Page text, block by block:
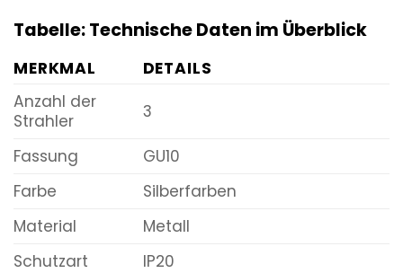
Tabelle: Technische Daten im Überblick
MERKMAL
DETAILS
Anzahl der
Strahler
3
Fassung
GU10
Farbe
Silberfarben
Material
Metall
Schutzart
IP20